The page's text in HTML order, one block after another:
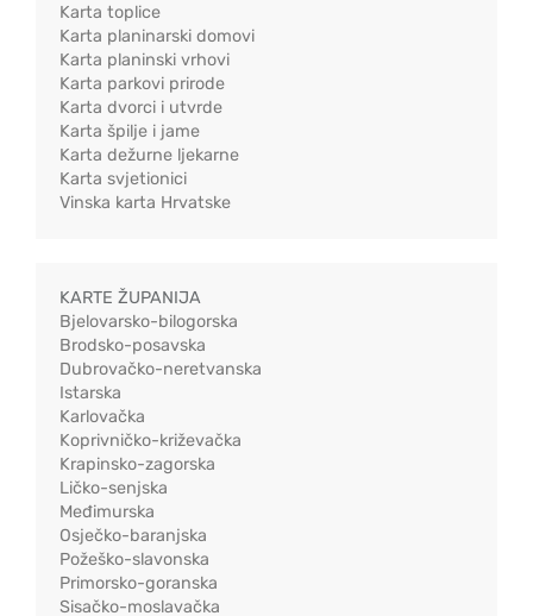
Karta toplice
Karta planinarski domovi
Karta planinski vrhovi
Karta parkovi prirode
Karta dvorci i utvrde
Karta špilje i jame
Karta dežurne ljekarne
Karta svjetionici
Vinska karta Hrvatske
KARTE ŽUPANIJA
Bjelovarsko-bilogorska
Brodsko-posavska
Dubrovačko-neretvanska
Istarska
Karlovačka
Koprivničko-križevačka
Krapinsko-zagorska
Ličko-senjska
Međimurska
Osječko-baranjska
Požeško-slavonska
Primorsko-goranska
Sisačko-moslavačka